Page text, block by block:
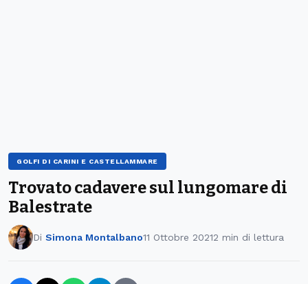
GOLFI DI CARINI E CASTELLAMMARE
Trovato cadavere sul lungomare di
Balestrate
Di Simona Montalbano11 Ottobre 20212 min di lettura